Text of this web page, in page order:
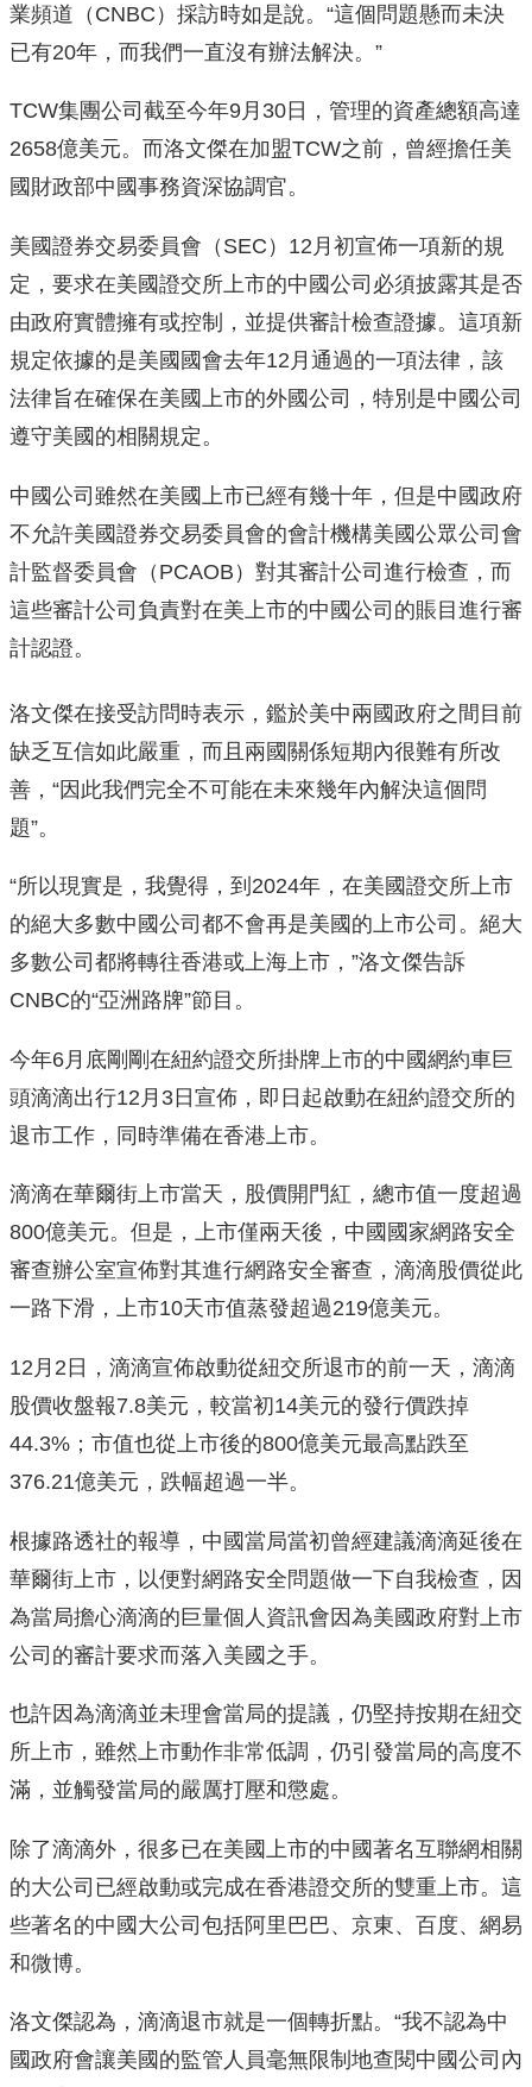
業頻道（CNBC）採訪時如是說。“這個問題懸而未決
已有20年，而我們一直沒有辦法解決。”
TCW集團公司截至今年9月30日，管理的資產總額高達
2658億美元。而洛文傑在加盟TCW之前，曾經擔任美
國財政部中國事務資深協調官。
美國證券交易委員會（SEC）12月初宣佈一項新的規
定，要求在美國證交所上市的中國公司必須披露其是否
由政府實體擁有或控制，並提供審計檢查證據。這項新
規定依據的是美國國會去年12月通過的一項法律，該
法律旨在確保在美國上市的外國公司，特別是中國公司
遵守美國的相關規定。
中國公司雖然在美國上市已經有幾十年，但是中國政府
不允許美國證券交易委員會的會計機構美國公眾公司會
計監督委員會（PCAOB）對其審計公司進行檢查，而
這些審計公司負責對在美上市的中國公司的賬目進行審
計認證。
洛文傑在接受訪問時表示，鑑於美中兩國政府之間目前
缺乏互信如此嚴重，而且兩國關係短期內很難有所改
善，“因此我們完全不可能在未來幾年內解決這個問
題”。
“所以現實是，我覺得，到2024年，在美國證交所上市
的絕大多數中國公司都不會再是美國的上市公司。絕大
多數公司都將轉往香港或上海上市，”洛文傑告訴
CNBC的“亞洲路牌”節目。
今年6月底剛剛在紐約證交所掛牌上市的中國網約車巨
頭滴滴出行12月3日宣佈，即日起啟動在紐約證交所的
退市工作，同時準備在香港上市。
滴滴在華爾街上市當天，股價開門紅，總市值一度超過
800億美元。但是，上市僅兩天後，中國國家網路安全
審查辦公室宣佈對其進行網路安全審查，滴滴股價從此
一路下滑，上市10天市值蒸發超過219億美元。
12月2日，滴滴宣佈啟動從紐交所退市的前一天，滴滴
股價收盤報7.8美元，較當初14美元的發行價跌掉
44.3%；市值也從上市後的800億美元最高點跌至
376.21億美元，跌幅超過一半。
根據路透社的報導，中國當局當初曾經建議滴滴延後在
華爾街上市，以便對網路安全問題做一下自我檢查，因
為當局擔心滴滴的巨量個人資訊會因為美國政府對上市
公司的審計要求而落入美國之手。
也許因為滴滴並未理會當局的提議，仍堅持按期在紐交
所上市，雖然上市動作非常低調，仍引發當局的高度不
滿，並觸發當局的嚴厲打壓和懲處。
除了滴滴外，很多已在美國上市的中國著名互聯網相關
的大公司已經啟動或完成在香港證交所的雙重上市。這
些著名的中國大公司包括阿里巴巴、京東、百度、網易
和微博。
洛文傑認為，滴滴退市就是一個轉折點。“我不認為中
國政府會讓美國的監管人員毫無限制地查閱中國公司內